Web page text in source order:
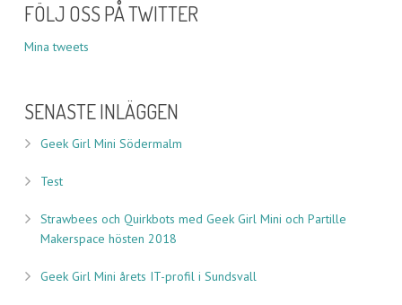
FÖLJ OSS PÅ TWITTER
Mina tweets
SENASTE INLÄGGEN
Geek Girl Mini Södermalm
Test
Strawbees och Quirkbots med Geek Girl Mini och Partille
Makerspace hösten 2018
Geek Girl Mini årets IT-profil i Sundsvall